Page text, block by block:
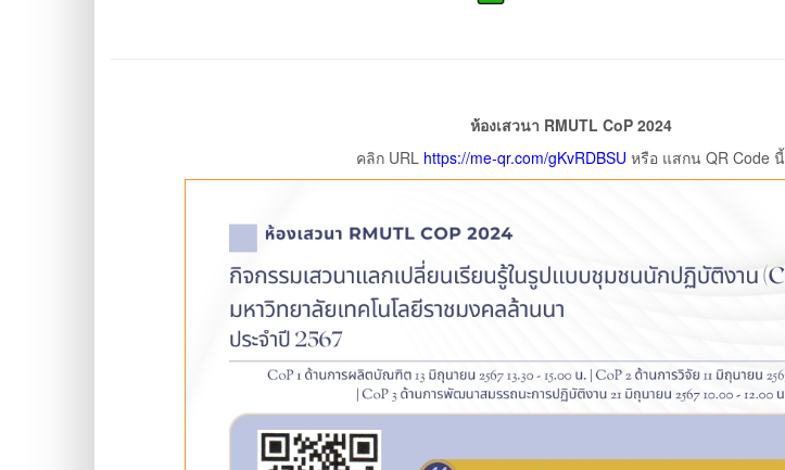
ห้องเสวนา RMUTL CoP 2024
คลิก URL https://me-qr.com/gKvRDBSU หรือ แสกน QR Code นี้